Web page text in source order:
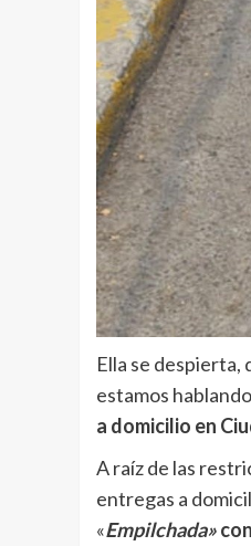
Ella se despierta,
estamos
a domicilio en
A raíz de las
entregas a
«Empilchada»